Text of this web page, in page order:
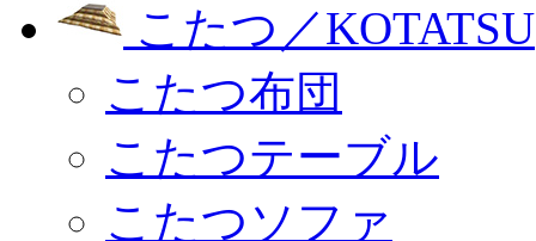
こたつ／KOTATSU
こたつ布団
こたつテーブル
こたつソファ